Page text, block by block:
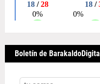
Boletín de BarakaldoDigital